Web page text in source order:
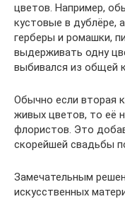
цветов. Например,
кустовые в дублёре,
герберы и ромашки,
выдерживать одну
выбивался из общей
Обычно если вторая
живых цветов, то её
флористов. Это
скорейшей свадьбы
Замечательным
искусственных